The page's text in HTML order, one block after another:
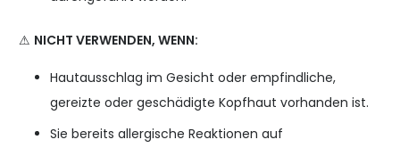
⚠ NICHT VERWENDEN, WENN:
Hautausschlag im Gesicht oder empfindliche,
gereizte oder geschädigte Kopfhaut vorhanden ist.
Sie bereits allergische Reaktionen auf